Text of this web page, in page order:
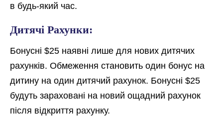
в будь-який час.
Дитячі Рахунки:
Бонусні $25 наявні лише для нових дитячих
рахунків. Обмеження становить один бонус на
дитину на один дитячий рахунок. Бонусні $25
будуть зараховані на новий ощадний рахунок
після відкриття рахунку.